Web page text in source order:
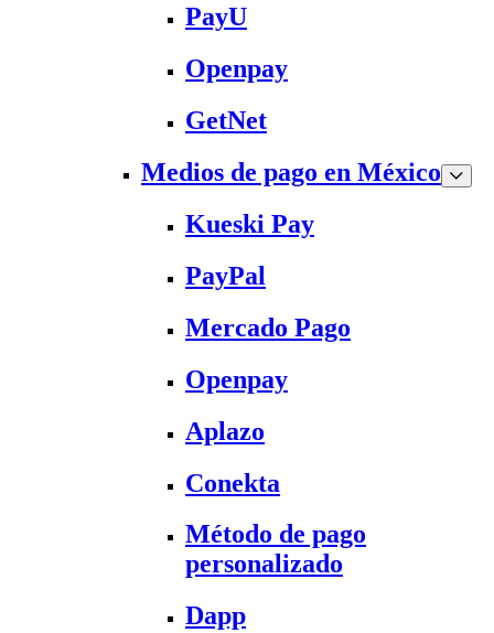
PayU
Openpay
GetNet
Medios de pago en México
Kueski Pay
PayPal
Mercado Pago
Openpay
Aplazo
Conekta
Método de pago
personalizado
Dapp